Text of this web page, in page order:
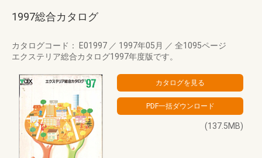
1997総合カタログ
カタログコード： E01997 ／ 1997年05月 ／ 全1095ページ
エクステリア総合カタログ1997年度版です。
(137.5MB)